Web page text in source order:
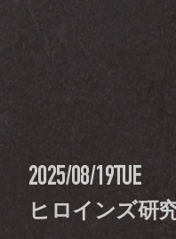
2025/08/19TUE
ヒロインズ研